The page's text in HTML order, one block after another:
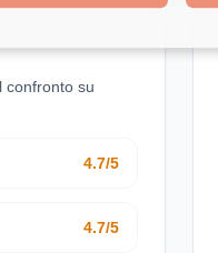
confronto su
4.7/5
4.7/5